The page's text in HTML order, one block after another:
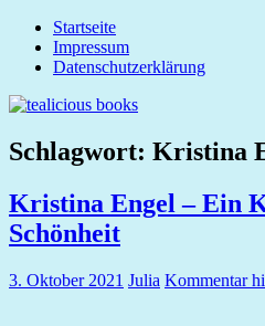
Zum
Inhalt
springen
tealicious
books
Startseite
Impressum
Datenschutzerklärung
Schlagwort: Kristina
Kristina Engel – Ein
Schönheit
3. Oktober 2021 Julia Kommentar